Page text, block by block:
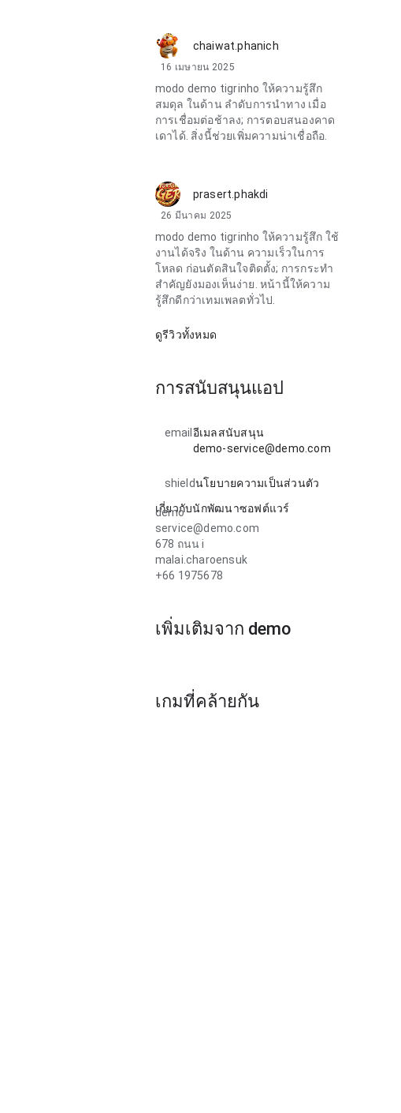
chaiwat.phanich
16 เมษายน 2025
modo demo tigrinho ให้ความรู้สึก
สมดุล ในด้าน ลำดับการนำทาง เมื่อ
การเชื่อมต่อช้าลง; การตอบสนองคาด
เดาได้. สิ่งนี้ช่วยเพิ่มความน่าเชื่อถือ.
prasert.phakdi
26 มีนาคม 2025
modo demo tigrinho ให้ความรู้สึก ใช้
งานได้จริง ในด้าน ความเร็วในการ
โหลด ก่อนตัดสินใจติดตั้ง; การกระทำ
สำคัญยังมองเห็นง่าย. หน้านี้ให้ความ
รู้สึกดีกว่าเทมเพลตทั่วไป.
ดูรีวิวทั้งหมด
การสนับสนุนแอป
email อีเมลสนับสนุน
demo-service@demo.com
shieldนโยบายความเป็นส่วนตัว
เกี่ยวกับนักพัฒนาซอฟต์แวร์
demo
service@demo.com
678 ถนน i
malai.charoensuk
+66 1975678
เพิ่มเติมจาก demo
เกมที่คล้ายกัน